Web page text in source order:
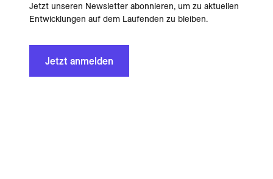
Jetzt unseren Newsletter abonnieren, um zu aktuellen
Entwicklungen auf dem Laufenden zu bleiben.
Jetzt anmelden